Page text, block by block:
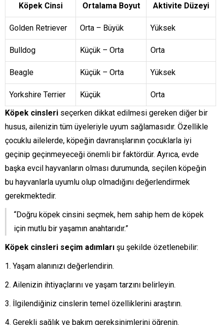
Köpek Cinsi Ortalama Boyut Aktivite Düzeyi
Golden Retriever Orta – Büyük Yüksek
Bulldog Küçük – Orta Orta
Beagle Küçük – Orta Yüksek
Yorkshire Terrier Küçük
Orta
Köpek cinsleri seçerken dikkat edilmesi gereken diğer bir
husus, ailenizin tüm üyeleriyle uyum sağlamasıdır. Özellikle
çocuklu ailelerde, köpeğin davranışlarının çocuklarla iyi
geçinip geçinmeyeceği önemli bir faktördür. Ayrıca, evde
başka evcil hayvanların olması durumunda, seçilen köpeğin
bu hayvanlarla uyumlu olup olmadığını değerlendirmek
gerekmektedir.
“Doğru köpek cinsini seçmek, hem sahip hem de köpek
için mutlu bir yaşamın anahtarıdır.”
Köpek cinsleri seçim adımları şu şekilde özetlenebilir:
Yaşam alanınızı değerlendirin.
Ailenizin ihtiyaçlarını ve yaşam tarzını belirleyin.
İlgilendiğiniz cinslerin temel özelliklerini araştırın.
Gerekli sağlık ve bakım gereksinimlerini öğrenin.